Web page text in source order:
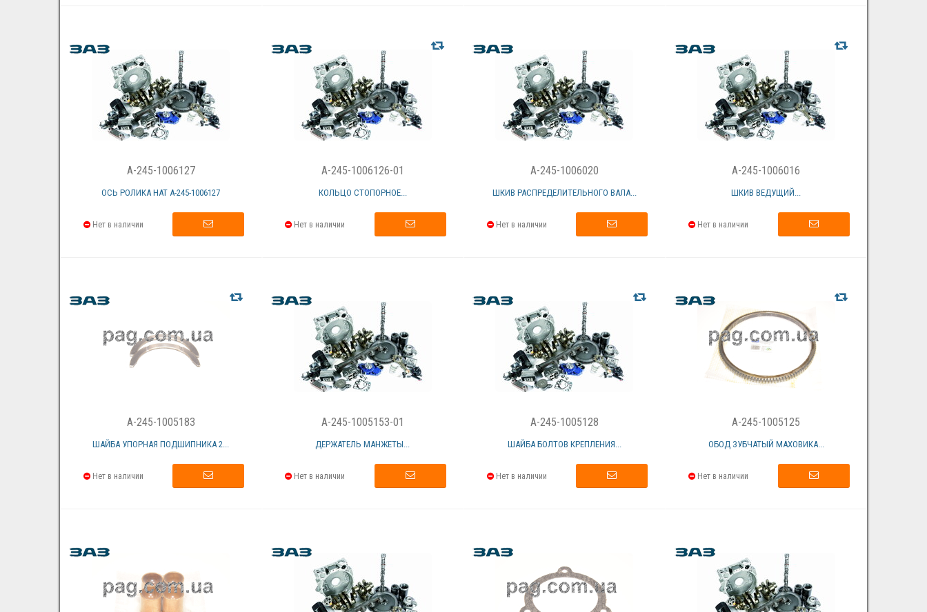
A-245-1006127
ОСЬ РОЛИКА НАТ А-245-1006127
Нет в наличии
A-245-1006126-01
КОЛЬЦО СТОПОРНОЕ...
Нет в наличии
A-245-1006020
ШКИВ РАСПРЕДЕЛИТЕЛЬНОГО ВАЛА...
Нет в наличии
A-245-1006016
ШКИВ ВЕДУЩИЙ...
Нет в наличии
A-245-1005183
ШАЙБА УПОРНАЯ ПОДШИПНИКА 2...
Нет в наличии
A-245-1005153-01
ДЕРЖАТЕЛЬ МАНЖЕТЫ...
Нет в наличии
A-245-1005128
ШАЙБА БОЛТОВ КРЕПЛЕНИЯ...
Нет в наличии
A-245-1005125
ОБОД ЗУБЧАТЫЙ МАХОВИКА...
Нет в наличии